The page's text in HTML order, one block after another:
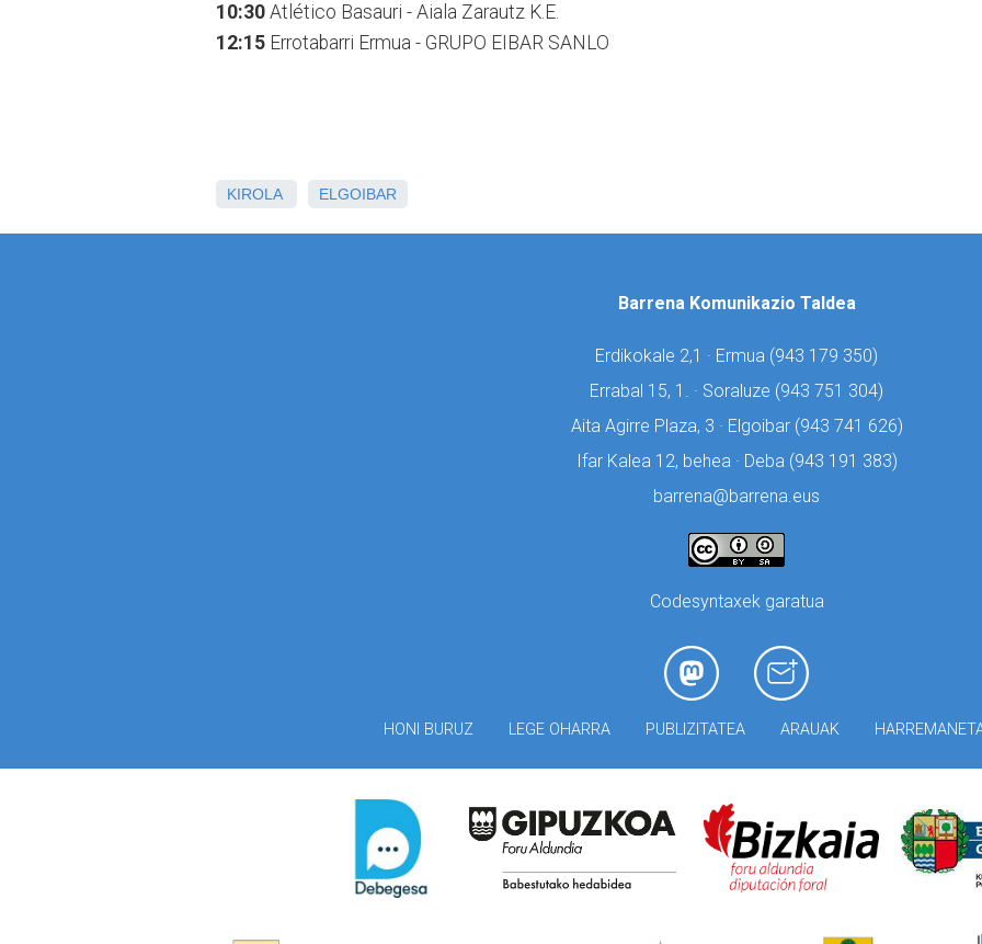
10:30 Atlético Basauri - Aiala Zarautz K.E.
12:15 Errotabarri Ermua - GRUPO EIBAR SANLO
KIROLA ELGOIBAR
Barrena Komunikazio Taldea
Erdikokale 2,1 · Ermua (943 179 350)
Errabal 15, 1. · Soraluze (943 751 304)
Aita Agirre Plaza, 3 · Elgoibar (943 741 626)
Ifar Kalea 12, behea · Deba (943 191 383)
barrena@barrena.eus
Codesyntaxek garatua
HONI BURUZ LEGE OHARRA PUBLIZITATEA ARAUAK